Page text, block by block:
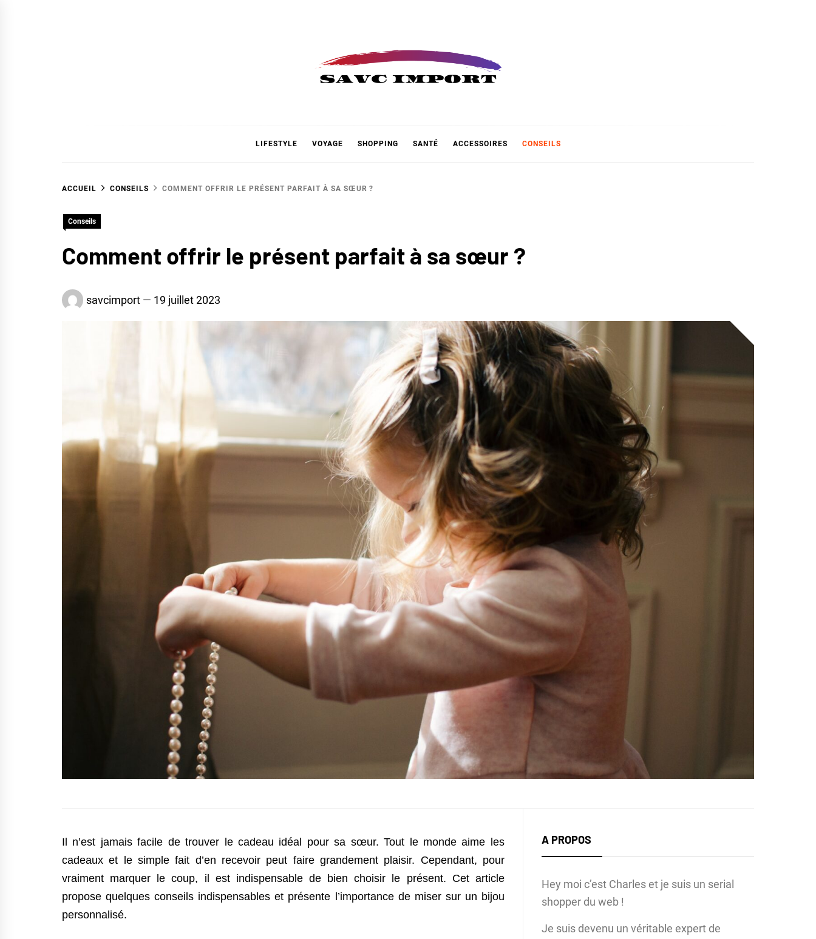
SAVC IMPORT
LIFESTYLE VOYAGE SHOPPING SANTÉ ACCESSOIRES CONSEILS
ACCUEIL CONSEILS COMMENT OFFRIR LE PRÉSENT PARFAIT À SA SŒUR ?
Conseils
Comment offrir le présent parfait à sa sœur ?
savcimport 19 juillet 2023
Il n’est jamais facile de trouver le cadeau idéal pour sa sœur. Tout le monde aime les
cadeaux et le simple fait d’en recevoir peut faire grandement plaisir. Cependant, pour
vraiment marquer le coup, il est indispensable de bien choisir le présent. Cet article
propose quelques conseils indispensables et présente l’importance de miser sur un bijou
personnalisé.
A PROPOS
Hey moi c’est Charles et je suis un serial
shopper du web !
Je suis devenu un véritable expert de